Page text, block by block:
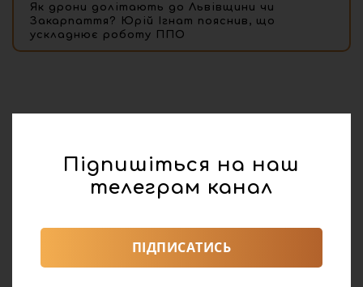
Як дрони долітають до Львівщини чи
Закарпаття? Юрій Ігнат пояснив, що
ускладнює роботу ППО
Підпишіться на наш
телеграм канал
ПІДПИСАТИСЬ